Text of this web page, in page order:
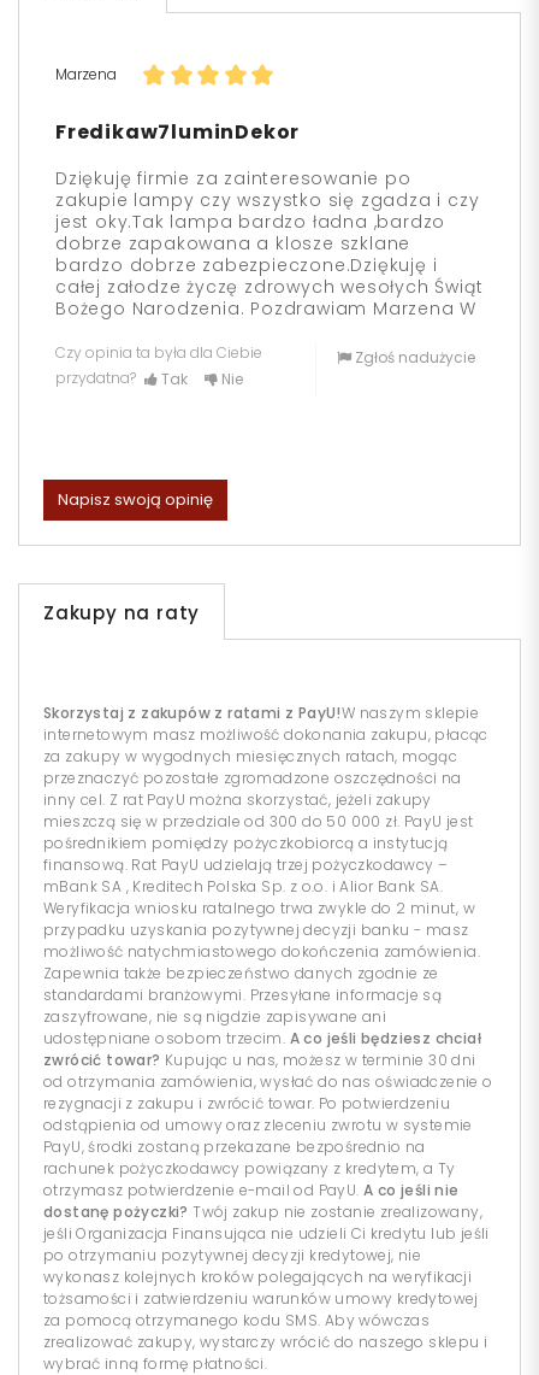
Marzena
Fredikaw7luminDekor
Dziękuję firmie za zainteresowanie po
zakupie lampy czy wszystko się zgadza i czy
jest oky.Tak lampa bardzo ładna ,bardzo
dobrze zapakowana a klosze szklane
bardzo dobrze zabezpieczone.Dziękuję i
całej załodze życzę zdrowych wesołych Świąt
Bożego Narodzenia. Pozdrawiam Marzena W
Czy opinia ta była dla Ciebie
przydatna?
Tak Nie
Zgłoś nadużycie
Napisz swoją opinię
Zakupy na raty
Skorzystaj z zakupów z ratami z PayU!W naszym sklepie
internetowym masz możliwość dokonania zakupu, płacąc
za zakupy w wygodnych miesięcznych ratach, mogąc
przeznaczyć pozostałe zgromadzone oszczędności na
inny cel. Z rat PayU można skorzystać, jeżeli zakupy
mieszczą się w przedziale od 300 do 50 000 zł. PayU jest
pośrednikiem pomiędzy pożyczkobiorcą a instytucją
finansową. Rat PayU udzielają trzej pożyczkodawcy –
mBank SA , Kreditech Polska Sp. z o.o. i Alior Bank SA.
Weryfikacja wniosku ratalnego trwa zwykle do 2 minut, w
przypadku uzyskania pozytywnej decyzji banku - masz
możliwość natychmiastowego dokończenia zamówienia.
Zapewnia także bezpieczeństwo danych zgodnie ze
standardami branżowymi. Przesyłane informacje są
zaszyfrowane, nie są nigdzie zapisywane ani
udostępniane osobom trzecim. A co jeśli będziesz chciał
zwrócić towar? Kupując u nas, możesz w terminie 30 dni
od otrzymania zamówienia, wysłać do nas oświadczenie o
rezygnacji z zakupu i zwrócić towar. Po potwierdzeniu
odstąpienia od umowy oraz zleceniu zwrotu w systemie
PayU, środki zostaną przekazane bezpośrednio na
rachunek pożyczkodawcy powiązany z kredytem, a Ty
otrzymasz potwierdzenie e-mail od PayU. A co jeśli nie
dostanę pożyczki? Twój zakup nie zostanie zrealizowany,
jeśli Organizacja Finansująca nie udzieli Ci kredytu lub jeśli
po otrzymaniu pozytywnej decyzji kredytowej, nie
wykonasz kolejnych kroków polegających na weryfikacji
tożsamości i zatwierdzeniu warunków umowy kredytowej
za pomocą otrzymanego kodu SMS. Aby wówczas
zrealizować zakupy, wystarczy wrócić do naszego sklepu i
wybrać inną formę płatności.